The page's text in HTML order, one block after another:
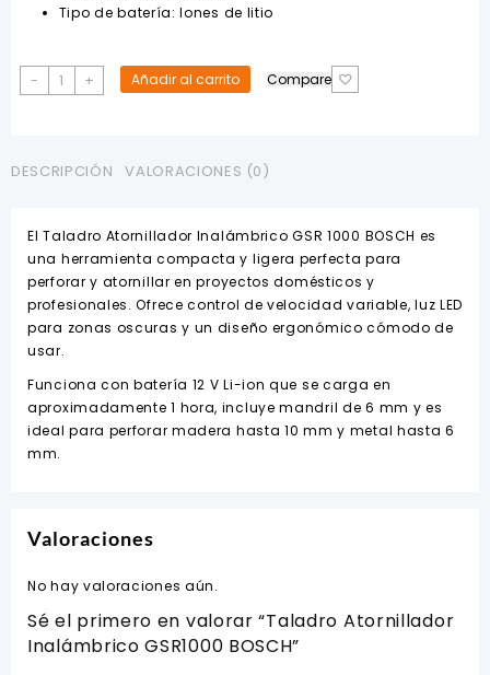
Tipo de batería: Iones de litio
-
Taladro
Atornillador
BOSCH
+ Añadir al carrito Compare
DESCRIPCIÓN VALORACIONES (0)
El Taladro Atornillador Inalámbrico GSR 1000 BOSCH es
una herramienta compacta y ligera perfecta para
perforar y atornillar en proyectos domésticos y
profesionales. Ofrece control de velocidad variable, luz LED
para zonas oscuras y un diseño ergonómico cómodo de
usar.
Funciona con batería 12 V Li-ion que se carga en
aproximadamente 1 hora, incluye mandril de 6 mm y es
ideal para perforar madera hasta 10 mm y metal hasta 6
mm.
Valoraciones
No hay valoraciones aún.
Sé el primero en valorar “Taladro Atornillador
Inalámbrico GSR1000 BOSCH”